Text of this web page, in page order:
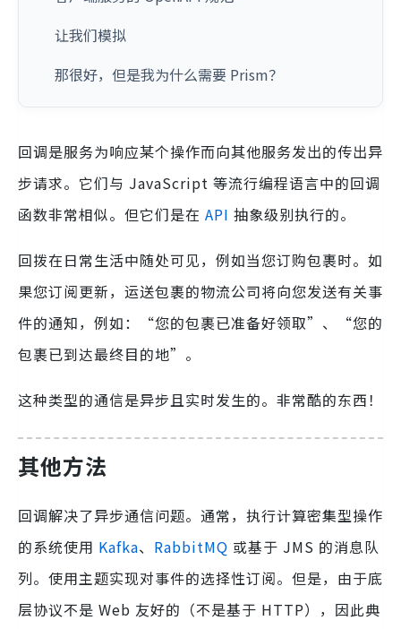
让我们模拟
那很好，但是我为什么需要 Prism？
回调是服务为响应某个操作而向其他服务发出的传出异
步请求。它们与 JavaScript 等流行编程语言中的回调
函数非常相似。但它们是在 API 抽象级别执行的。
回拨在日常生活中随处可见，例如当您订购包裹时。如
果您订阅更新，运送包裹的物流公司将向您发送有关事
件的通知，例如：“您的包裹已准备好领取”、“您的
包裹已到达最终目的地”。
这种类型的通信是异步且实时发生的。非常酷的东西！
其他方法
回调解决了异步通信问题。通常，执行计算密集型操作
的系统使用 Kafka、 RabbitMQ 或基于 JMS 的消息队
列。使用主题实现对事件的选择性订阅。但是，由于底
层协议不是 Web 友好的（不是基于 HTTP），因此典